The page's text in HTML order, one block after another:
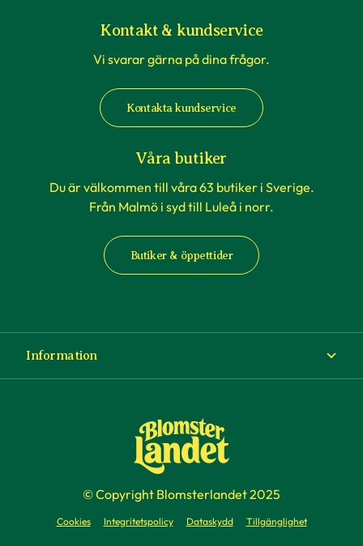
Kontakt & kundservice
Vi svarar gärna på dina frågor.
Kontakta kundservice
Våra butiker
Du är välkommen till våra 63 butiker i Sverige.
Från Malmö i syd till Luleå i norr.
Butiker & öppettider
Information
Köp- och leveransvillkor
Företag
© Copyright Blomsterlandet 2025
Cookies Integritetspolicy Dataskydd Tillgänglighet